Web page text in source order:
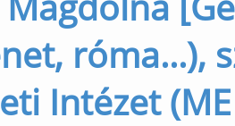
róma...),
Intézet (ME